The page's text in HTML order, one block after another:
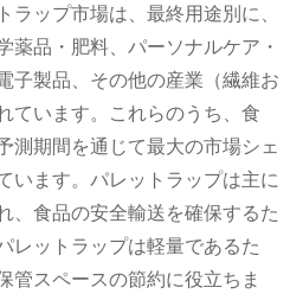
ラップ市場は、最終用途別に、
薬品・肥料、パーソナルケア・
子製品、その他の産業（繊維お
ています。これらのうち、食
測期間を通じて最大の市場シェ
います。パレットラップは主に
、食品の安全輸送を確保するた
レットラップは軽量であるた
管スペースの節約に役立ちま